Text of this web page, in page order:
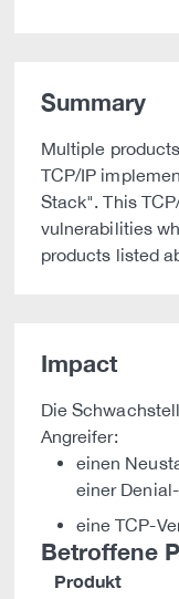
Summary
Multiple
TCP/IP
Stack". This
vulnerabilities
products listed
Impact
Die
Angreifer:
einen
einer
eine TCP-
Betroffene
Produkt